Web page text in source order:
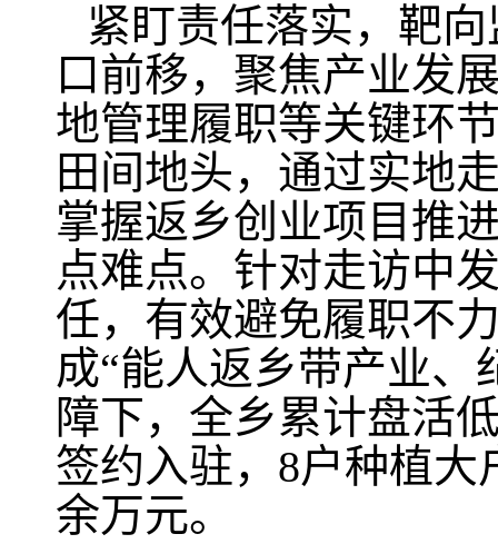
紧盯责任落实，靶
口前移，聚焦产业发
地管理履职等关键环
田间地头，通过实地
掌握返乡创业项目推
点难点。针对走访中
任，有效避免履职不
成“能人返乡带产业
障下，全乡累计盘活
签约入驻，8户种植大
余万元。